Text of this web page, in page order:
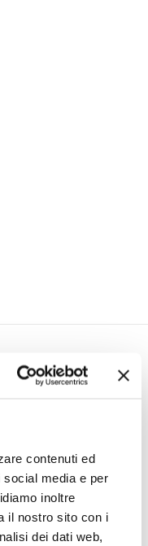
contenuti ed
social media e per
inoltre
il nostro sito con i
dei dati web,
dati personali (